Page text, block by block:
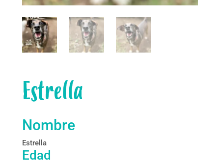
Estrella
Nombre
Estrella
Edad